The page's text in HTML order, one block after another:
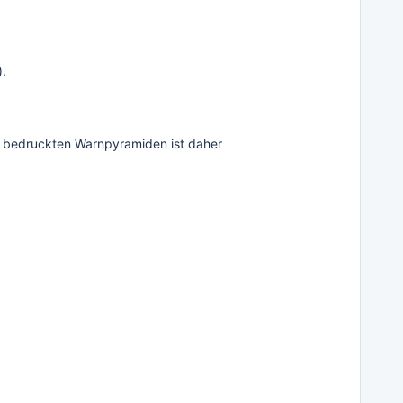
Warnpyramiden ist daher